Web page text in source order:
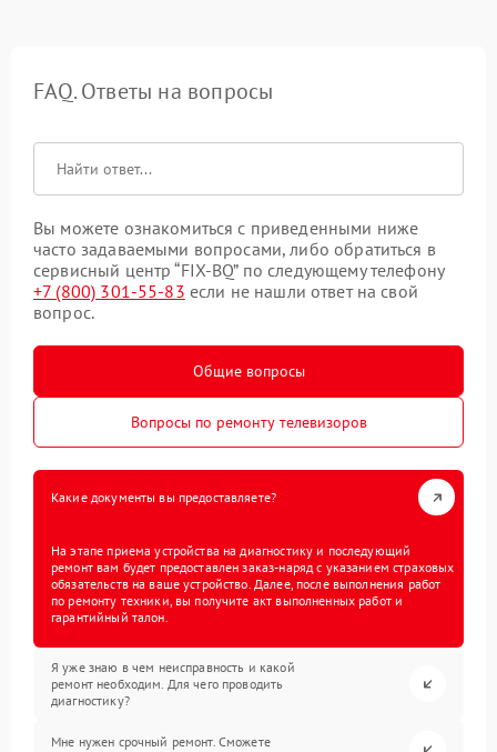
FAQ. Ответы на вопросы
Вы можете ознакомиться с приведенными ниже
часто задаваемыми вопросами, либо обратиться в
сервисный центр “FIX-BQ” по следующему телефону
+7 (800) 301-55-83 если не нашли ответ на свой
вопрос.
Общие вопросы
Вопросы по ремонту телевизоров
Какие документы вы предоставляете?
На этапе приема устройства на диагностику и последующий
ремонт вам будет предоставлен заказ-наряд с указанием страховых
обязательств на ваше устройство. Далее, после выполнения работ
по ремонту техники, вы получите акт выполненных работ и
гарантийный талон.
Я уже знаю в чем неисправность и какой
ремонт необходим. Для чего проводить
диагностику?
Мне нужен срочный ремонт. Сможете